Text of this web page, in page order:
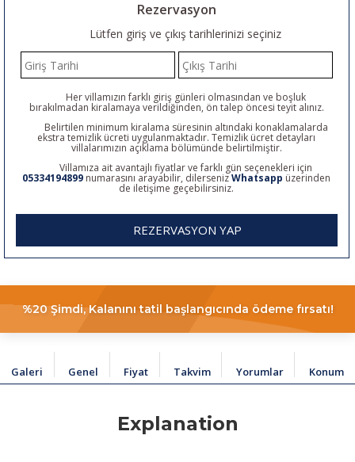
Rezervasyon
Lütfen giriş ve çıkış tarihlerinizi seçiniz
Her villamızın farklı giriş günleri olmasından ve boşluk
bırakılmadan kiralamaya verildiğinden, ön talep öncesi teyit alınız.
Belirtilen minimum kiralama süresinin altındaki konaklamalarda
ekstra temizlik ücreti uygulanmaktadır. Temizlik ücret detayları
villalarımızın açıklama bölümünde belirtilmiştir.
Villamıza ait avantajlı fiyatlar ve farklı gün seçenekleri için
05334194899 numarasını arayabilir, dilersenizWhatsapp üzerinden
de iletişime geçebilirsiniz.
REZERVASYON YAP
%20 Şimdi, Kalanını tatil başlangıcında ödeme fırsatı!
Galeri Genel Fiyat Takvim Yorumlar Konum
Explanation